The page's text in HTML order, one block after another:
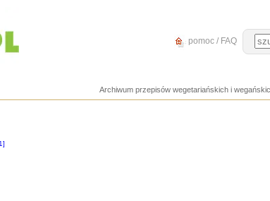
pomoc / FAQ
Archiwum przepisów wegetariańskich i